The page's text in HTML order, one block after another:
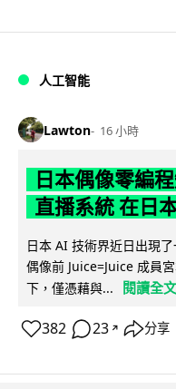
人工智能
Lawton 16 小時
日本偶像零編
直播系統 在日
日本 AI 技術界近日出現
偶像前 Juice=Juice 成員
下，僅憑藉與...
閱讀全文
382 23 ↗ 分享